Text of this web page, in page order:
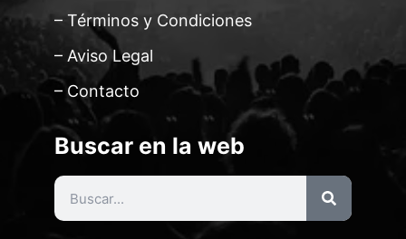
– Términos y Condiciones
– Aviso Legal
– Contacto
Buscar en la web